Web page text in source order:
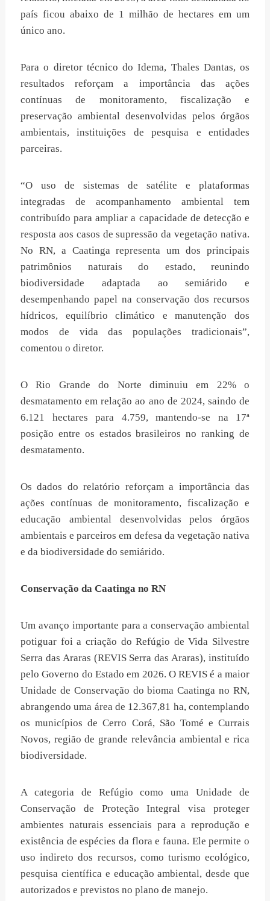
país ficou abaixo de 1 milhão de hectares em um
único ano.
Para o diretor técnico do Idema, Thales Dantas, os
resultados reforçam a importância das ações
contínuas de monitoramento, fiscalização e
preservação ambiental desenvolvidas pelos órgãos
ambientais, instituições de pesquisa e entidades
parceiras.
“O uso de sistemas de satélite e plataformas
integradas de acompanhamento ambiental tem
contribuído para ampliar a capacidade de detecção e
resposta aos casos de supressão da vegetação nativa.
No RN, a Caatinga representa um dos principais
patrimônios naturais do estado, reunindo
biodiversidade adaptada ao semiárido e
desempenhando papel na conservação dos recursos
hídricos, equilíbrio climático e manutenção dos
modos de vida das populações tradicionais”,
comentou o diretor.
O Rio Grande do Norte diminuiu em 22% o
desmatamento em relação ao ano de 2024, saindo de
6.121 hectares para 4.759, mantendo-se na 17ª
posição entre os estados brasileiros no ranking de
desmatamento.
Os dados do relatório reforçam a importância das
ações contínuas de monitoramento, fiscalização e
educação ambiental desenvolvidas pelos órgãos
ambientais e parceiros em defesa da vegetação nativa
e da biodiversidade do semiárido.
Conservação da Caatinga no RN
Um avanço importante para a conservação ambiental
potiguar foi a criação do Refúgio de Vida Silvestre
Serra das Araras (REVIS Serra das Araras), instituído
pelo Governo do Estado em 2026. O REVIS é a maior
Unidade de Conservação do bioma Caatinga no RN,
abrangendo uma área de 12.367,81 ha, contemplando
os municípios de Cerro Corá, São Tomé e Currais
Novos, região de grande relevância ambiental e rica
biodiversidade.
A categoria de Refúgio como uma Unidade de
Conservação de Proteção Integral visa proteger
ambientes naturais essenciais para a reprodução e
existência de espécies da flora e fauna. Ele permite o
uso indireto dos recursos, como turismo ecológico,
pesquisa científica e educação ambiental, desde que
autorizados e previstos no plano de manejo.